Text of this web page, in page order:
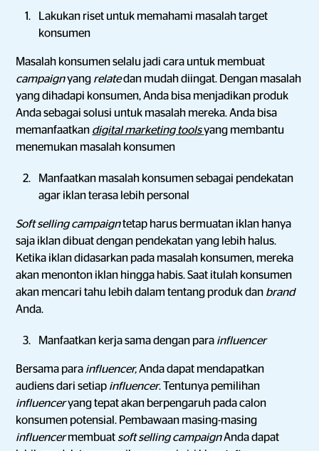
Lakukan riset untuk memahami masalah target
konsumen
Masalah konsumen selalu jadi cara untuk membuat
campaignyang relatedan mudah diingat. Dengan masalah
yang dihadapi konsumen, Anda bisa menjadikan produk
Anda sebagai solusi untuk masalah mereka. Anda bisa
memanfaatkan digital marketing toolsyang membantu
menemukan masalah konsumen
Manfaatkan masalah konsumen sebagai pendekatan
agar iklan terasa lebih personal
Soft selling campaigntetap harus bermuatan iklan hanya
saja iklan dibuat dengan pendekatan yang lebih halus.
Ketika iklan didasarkan pada masalah konsumen, mereka
akan menonton iklan hingga habis. Saat itulah konsumen
akan mencari tahu lebih dalam tentang produk dan brand
Anda.
Manfaatkan kerja sama dengan para influencer
Bersama para influencer,Anda dapat mendapatkan
audiens dari setiap influencer. Tentunya pemilihan
influenceryang tepat akan berpengaruh pada calon
konsumen potensial. Pembawaan masing-masing
influencermembuat soft selling campaignAnda dapat